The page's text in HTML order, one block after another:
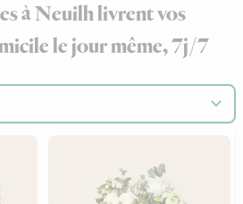
à Neuilh livrent vos
le jour même, 7j/7